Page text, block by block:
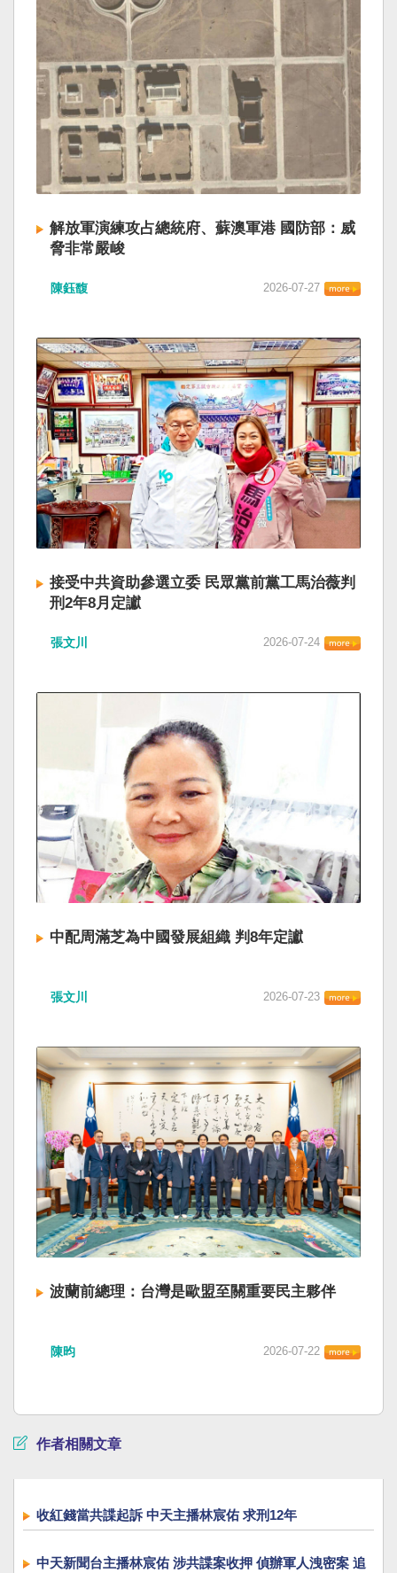
解放軍演練攻占總統府、蘇澳軍港 國防部：威
脅非常嚴峻
陳鈺馥 2026-07-27
接受中共資助參選立委 民眾黨前黨工馬治薇判
刑2年8月定讞
張文川 2026-07-24
中配周滿芝為中國發展組織 判8年定讞
張文川 2026-07-23
波蘭前總理：台灣是歐盟至關重要民主夥伴
陳昀 2026-07-22
作者相關文章
收紅錢當共諜起訴 中天主播林宸佑 求刑12年
中天新聞台主播林宸佑 涉共諜案收押 偵辦軍人洩密案 追